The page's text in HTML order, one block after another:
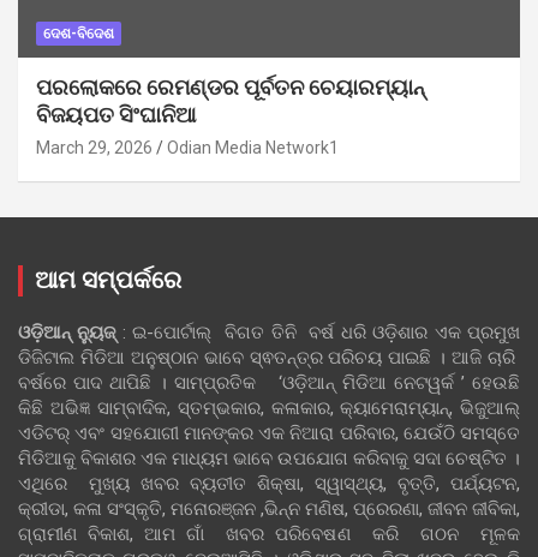
ଦେଶ-ବିଦେଶ
ପରଲୋକରେ ରେମଣ୍ଡର ପୂର୍ବତନ ଚେୟାରମ୍ୟାନ୍
ବିଜୟପତ ସିଂଘାନିଆ
March 29, 2026 Odian Media Network1
ଆମ ସମ୍ପର୍କରେ
ଓଡ଼ିଆନ୍‍ ନ୍ୟୁଜ୍‍: ଇ-ପୋର୍ଟାଲ୍ ବିଗତ ତିନି ବର୍ଷ ଧରି ଓଡ଼ିଶାର ଏକ ପ୍ରମୁଖ
ଡିଜିଟାଲ ମିଡିଆ ଅନୁଷ୍ଠାନ ଭାବେ ସ୍ଵତନ୍ତ୍ର ପରିଚୟ ପାଇଛି । ଆଜି ଚାରି
ବର୍ଷରେ ପାଦ ଥାପିଛି । ସାମ୍ପ୍ରତିକ ‘ଓଡ଼ିଆନ୍‍ ମିଡିଆ ନେଟୱର୍କ ’ ହେଉଛି
କିଛି ଅଭିଜ୍ଞ ସାମ୍ବାଦିକ, ସ୍ତମ୍ଭକାର, କଳାକାର, କ୍ୟାମେରାମ୍ୟାନ୍, ଭିଜୁଆଲ୍
ଏଡିଟର୍ ଏବଂ ସହଯୋଗୀ ମାନଙ୍କର ଏକ ନିଆରା ପରିବାର, ଯେଉଁଠି ସମସ୍ତେ
ମିଡିଆକୁ ବିକାଶର ଏକ ମାଧ୍ୟମ ଭାବେ ଉପଯୋଗ କରିବାକୁ ସଦା ଚେଷ୍ଟିତ ।
ଏଥିରେ ମୁଖ୍ୟ ଖବର ବ୍ୟତୀତ ଶିକ୍ଷା, ସ୍ୱାସ୍ଥ୍ୟ, ବୃତ୍ତି, ପର୍ଯ୍ୟଟନ,
କ୍ରୀଡା, କଳା ସଂସ୍କୃତି, ମନୋରଞ୍ଜନ ,ଭିନ୍ନ ମଣିଷ, ପ୍ରେରଣା, ଜୀବନ ଜୀବିକା,
ଗ୍ରାମୀଣ ବିକାଶ, ଆମ ଗାଁ ଖବର ପରିବେଷଣ କରି ଗଠନ ମୂଳକ